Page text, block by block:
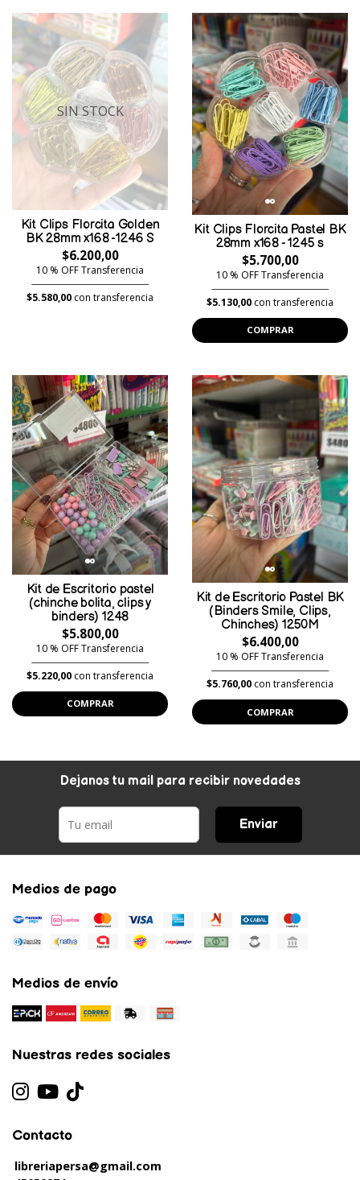
SIN STOCK
Kit Clips Florcita Golden
BK 28mm x168 -1246 S
$6.200,00
10 % OFF Transferencia
$5.580,00 con transferencia
Kit Clips Florcita Pastel BK
28mm x168 - 1245 s
$5.700,00
10 % OFF Transferencia
$5.130,00 con transferencia
COMPRAR
Kit de Escritorio pastel
(chinche bolita, clips y
binders) 1248
$5.800,00
10 % OFF Transferencia
$5.220,00 con transferencia
COMPRAR
Kit de Escritorio Pastel BK
(Binders Smile, Clips,
Chinches) 1250M
$6.400,00
10 % OFF Transferencia
$5.760,00 con transferencia
COMPRAR
Dejanos tu mail para recibir novedades
Enviar
Medios de pago
Medios de envío
Nuestras redes sociales
Contacto
libreriapersa@gmail.com